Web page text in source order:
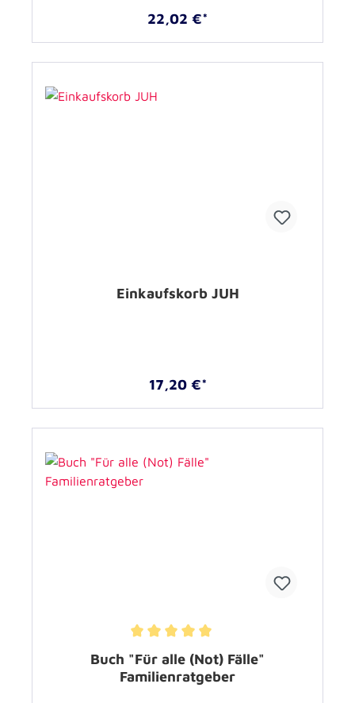
22,02 €*
Einkaufskorb JUH
17,20 €*
Durchschnittliche Bewertung von 5 von 5 Sternen
Buch "Für alle (Not) Fälle"
Familienratgeber